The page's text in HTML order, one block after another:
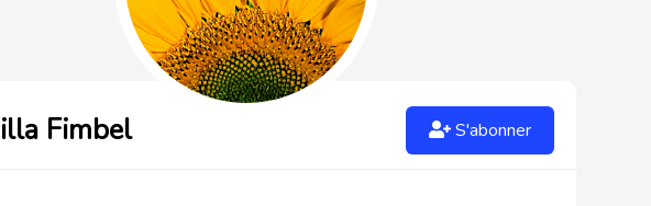
Fimbel S'abonner